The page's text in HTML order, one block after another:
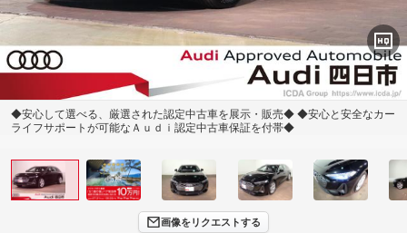
◆安心して選べる、厳選された認定中古車を展示・販売◆ ◆安心と安全なカー
ライフサポートが可能なＡｕｄｉ認定中古車保証を付帯◆
画像をリクエストする